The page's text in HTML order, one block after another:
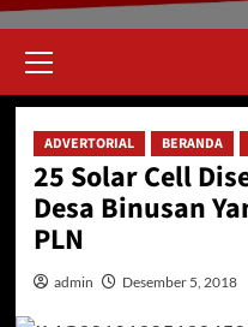
Menu
ADVERTORIAL BERANDA
25 Solar Cell
Desa Binusan
PLN
admin Desember 5, 2018